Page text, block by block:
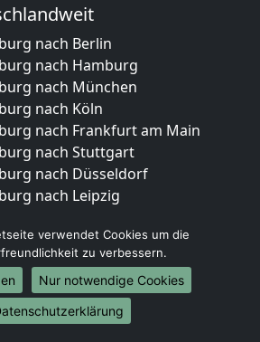
nach Berlin
nach Hamburg
nach München
nach Köln
nach Frankfurt am Main
nach Stuttgart
nach Düsseldorf
nach Leipzig
nach Essen
nach Bremen
nach Dresden
nach Hannover
nach Nürnberg
verwendet Cookies um die
zu verbessern.
Nur notwendige Cookies